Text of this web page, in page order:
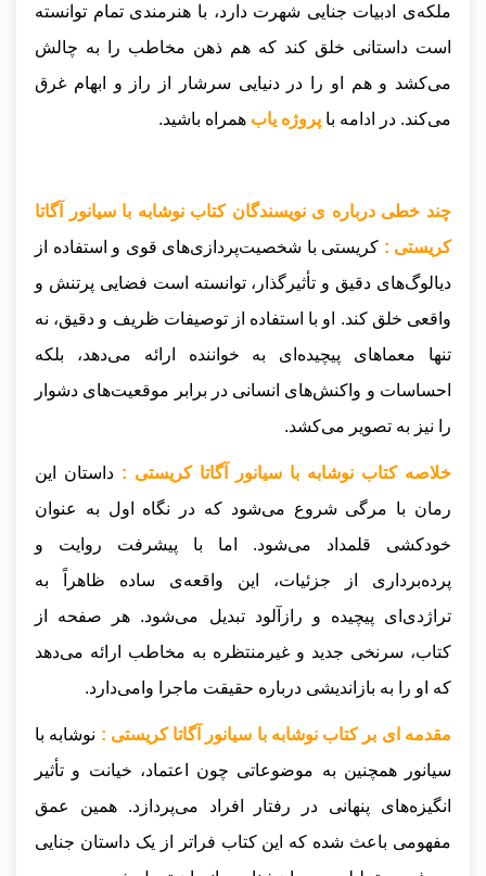
ملکه‌ی ادبیات جنایی شهرت دارد، با هنرمندی تمام توانسته
است داستانی خلق کند که هم ذهن مخاطب را به چالش
می‌کشد و هم او را در دنیایی سرشار از راز و ابهام غرق
می‌کند. در ادامه با پروژه یاب همراه باشید.
چند خطی درباره ی نویسندگان کتاب نوشابه با سیانور آگاتا
کریستی : کریستی با شخصیت‌پردازی‌های قوی و استفاده از
دیالوگ‌های دقیق و تأثیرگذار، توانسته است فضایی پرتنش و
واقعی خلق کند. او با استفاده از توصیفات ظریف و دقیق، نه
تنها معماهای پیچیده‌ای به خواننده ارائه می‌دهد، بلکه
احساسات و واکنش‌های انسانی در برابر موقعیت‌های دشوار
را نیز به تصویر می‌کشد.
خلاصه کتاب نوشابه با سیانور آگاتا کریستی : داستان این
رمان با مرگی شروع می‌شود که در نگاه اول به عنوان
خودکشی قلمداد می‌شود. اما با پیشرفت روایت و
پرده‌برداری از جزئیات، این واقعه‌ی ساده ظاهراً به
تراژدی‌ای پیچیده و رازآلود تبدیل می‌شود. هر صفحه از
کتاب، سرنخی جدید و غیرمنتظره به مخاطب ارائه می‌دهد
که او را به بازاندیشی درباره حقیقت ماجرا وامی‌دارد.
مقدمه ای بر کتاب نوشابه با سیانور آگاتا کریستی : نوشابه با
سیانور همچنین به موضوعاتی چون اعتماد، خیانت و تأثیر
انگیزه‌های پنهانی در رفتار افراد می‌پردازد. همین عمق
مفهومی باعث شده که این کتاب فراتر از یک داستان جنایی